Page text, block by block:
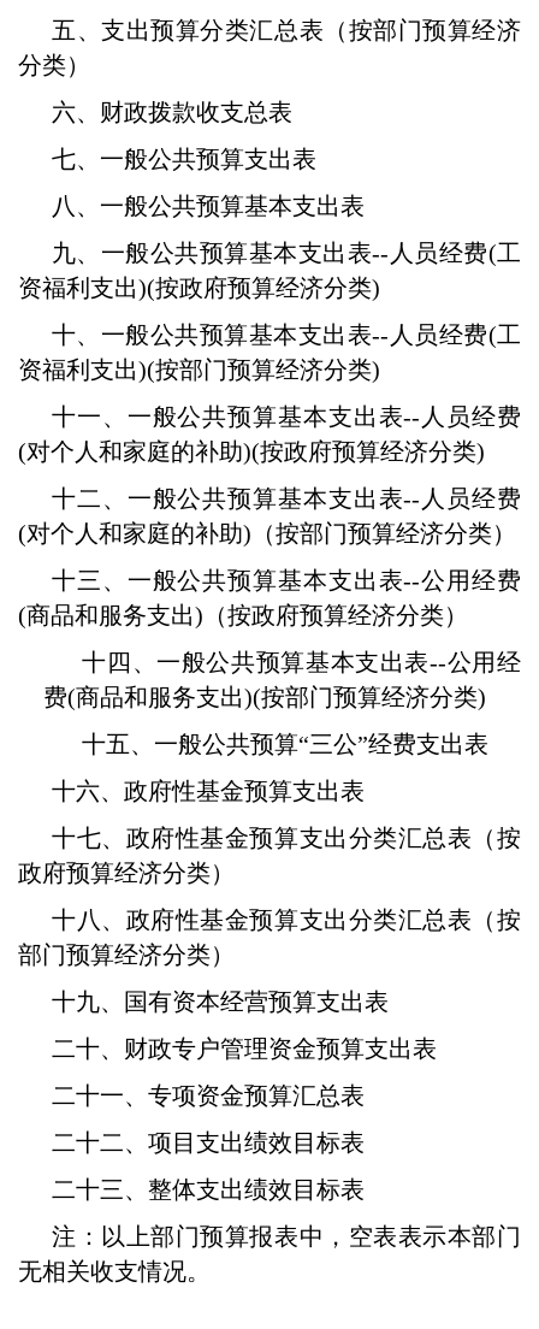
五、支出预算分类汇总表（按部门预算经济
分类）
六、财政拨款收支总表
七、一般公共预算支出表
八、一般公共预算基本支出表
九、一般公共预算基本支出表--人员经费(工
资福利支出)(按政府预算经济分类)
十、一般公共预算基本支出表--人员经费(工
资福利支出)(按部门预算经济分类)
十一、一般公共预算基本支出表--人员经费
(对个人和家庭的补助)(按政府预算经济分类)
十二、一般公共预算基本支出表--人员经费
(对个人和家庭的补助)（按部门预算经济分类）
十三、一般公共预算基本支出表--公用经费
(商品和服务支出)（按政府预算经济分类）
十四、一般公共预算基本支出表--公用经
费(商品和服务支出)(按部门预算经济分类)
十五、一般公共预算“三公”经费支出表
十六、政府性基金预算支出表
十七、政府性基金预算支出分类汇总表（按
政府预算经济分类）
十八、政府性基金预算支出分类汇总表（按
部门预算经济分类）
十九、国有资本经营预算支出表
二十、财政专户管理资金预算支出表
二十一、专项资金预算汇总表
二十二、项目支出绩效目标表
二十三、整体支出绩效目标表
注：以上部门预算报表中，空表表示本部门
无相关收支情况。